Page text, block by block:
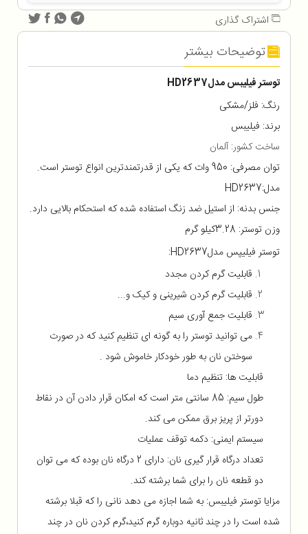
اشتراک گذاری
توضیحات بیشتر
توستر فیلیبس مدلHD2637
رنگ: فلز/مشکی
برند: فیلیبس
ساخت کشور: آلمان
توان مصرفی: 950 وات که یکی از قدرتمندترین انواع توستر است.
مدل:HD2637
جنس بدنه: از استیل ضد زنگ استفاده شده که استحکام بالایی دارد.
وزن توستر: 3.28کیلو گرم
توستر فیلیپس مدلHD2637
:
قابلیت گرم کردن مجدد
قابلیت گرم کردن شیرینی و کیک و...
قابلیت جمع آوری سیم
می توانید توستر را به گونه ای تنظیم کنید که در صورت
سوختن نان به طور خودکار خاموش شود .
قابلیت ها: تنظیم دما
طول سیم: 85 سانتی متر است که امکان قرار دادن آن در نقاط
دورتر از پریز برق ممکن می کند.
سیستم ایمنی: دکمه توقف عملیات
تعداد درگاه قرار گیری نان: دارای 2 درگاه نان بوده که می توان
دو قطعه نان را برای شما برشته کند.
مزایا توستر فیلیبس: به شما اجازه می دهد نانی را که قبلا برشته
شده است را در چند ثانیه دوباره گرم کنید،گرم کردن نان در چند